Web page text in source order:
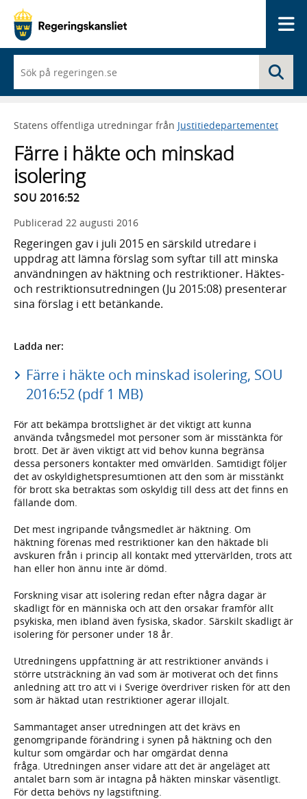
du
börjar
skriva
framträder
lista
med
sökförslag
Statens offentliga utredningar från Justitiedepartementet
Färre i häkte och minskad
isolering
SOU 2016:52
Publicerad 22 augusti 2016
Regeringen gav i juli 2015 en särskild utredare i
uppdrag att lämna förslag som syftar till att minska
användningen av häktning och restriktioner. Häktes-
och restriktionsutredningen (Ju 2015:08) presenterar
sina förslag i ett betänkande.
Ladda ner:
Färre i häkte och minskad isolering, SOU
2016:52 (pdf 1 MB)
För att bekämpa brottslighet är det viktigt att kunna
använda tvångsmedel mot personer som är misstänkta för
brott. Det är även viktigt att vid behov kunna begränsa
dessa personers kontakter med omvärlden. Samtidigt följer
det av oskyldighetspresumtionen att den som är misstänkt
för brott ska betraktas som oskyldig till dess att det finns en
fällande dom.
Det mest ingripande tvångsmedlet är häktning. Om
häktning förenas med restriktioner kan den häktade bli
avskuren från i princip all kontakt med yttervärlden, trots att
han eller hon ännu inte är dömd.
Forskning visar att isolering redan efter några dagar är
skadligt för en människa och att den orsakar framför allt
psykiska, men ibland även fysiska, skador. Särskilt skadligt är
isolering för personer under 18 år.
Utredningens uppfattning är att restriktioner används i
större utsträckning än vad som är motiverat och det finns
anledning att tro att vi i Sverige överdriver risken för att den
som är häktad utan restriktioner agerar illojalt.
Sammantaget anser utredningen att det krävs en
genomgripande förändring i synen på häktning och den
kultur som omgärdar och har omgärdat denna
fråga. Utredningen anser vidare att det är angeläget att
antalet barn som är intagna på häkten minskar väsentligt.
För detta behövs ny lagstiftning.